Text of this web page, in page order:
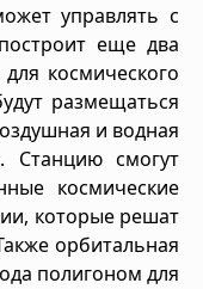
управлять с
еще два
космического
размещаться
и водная
Станцию смогут
космические
которые решат
орбитальная
полигоном для